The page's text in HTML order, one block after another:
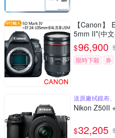
【Canon】
5mm II*(中
$96,900
限時下殺
券
送原廠拭鏡布
Nikon Z50II
$32,205